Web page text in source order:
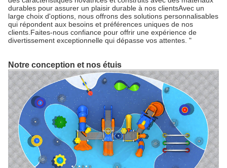
durables pour assurer un plaisir durable à nos clientsAvec un
large choix d'options, nous offrons des solutions personnalisables
qui répondent aux besoins et préférences uniques de nos
clients.Faites-nous confiance pour offrir une expérience de
divertissement exceptionnelle qui dépasse vos attentes. "
Notre conception et nos étuis